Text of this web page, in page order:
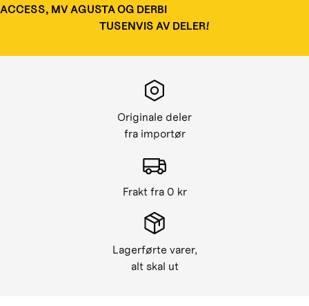
ACCESS, MV AGUSTA OG DERBI
TUSENVIS AV DELER!
Originale deler
fra importør
Frakt fra 0 kr
Lagerførte varer,
alt skal ut